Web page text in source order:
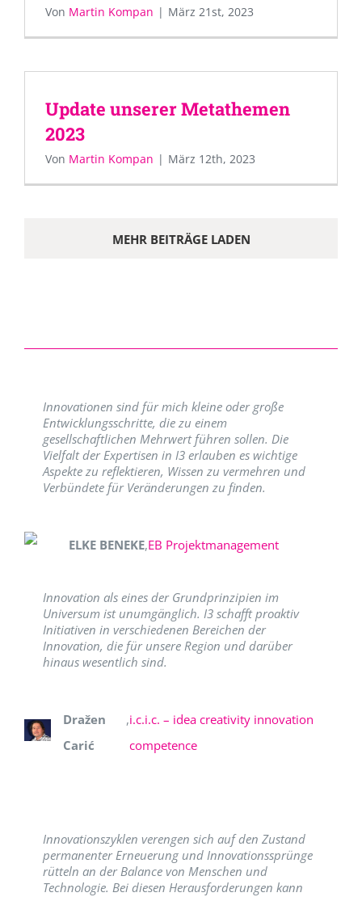
Von Martin Kompan | März 21st, 2023
Update unserer Metathemen
2023
Von Martin Kompan | März 12th, 2023
MEHR BEITRÄGE LADEN
Innovationen sind für mich kleine oder große
Entwicklungsschritte, die zu einem
gesellschaftlichen Mehrwert führen sollen. Die
Vielfalt der Expertisen in I3 erlauben es wichtige
Aspekte zu reflektieren, Wissen zu vermehren und
Verbündete für Veränderungen zu finden.
ELKE BENEKE,EB Projektmanagement
Innovation als eines der Grundprinzipien im
Universum ist unumgänglich. I3 schafft proaktiv
Initiativen in verschiedenen Bereichen der
Innovation, die für unsere Region und darüber
hinaus wesentlich sind.
Dražen
Carić
,i.c.i.c. – idea creativity innovation
competence
Innovationszyklen verengen sich auf den Zustand
permanenter Erneuerung und Innovationssprünge
rütteln an der Balance von Menschen und
Technologie. Bei diesen Herausforderungen kann